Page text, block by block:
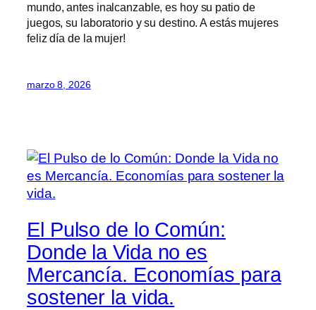
mundo, antes inalcanzable, es hoy su patio de
juegos, su laboratorio y su destino. A estás mujeres
feliz día de la mujer!
marzo 8, 2026
El Pulso de lo Común:
Donde la Vida no es
Mercancía. Economías para
sostener la vida.